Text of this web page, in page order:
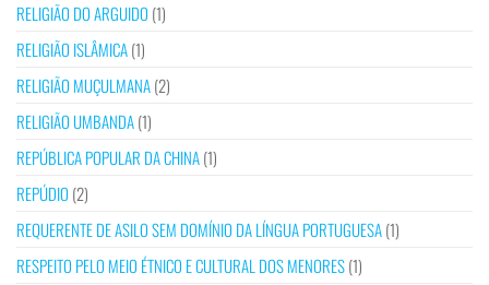
RELIGIÃO DO ARGUIDO (1)
RELIGIÃO ISLÂMICA(1)
RELIGIÃO MUÇULMANA(2)
RELIGIÃO UMBANDA(1)
REPÚBLICA POPULAR DA CHINA(1)
REPÚDIO (2)
REQUERENTE DE ASILO SEM DOMÍNIO DA LÍNGUA PORTUGUESA(1)
RESPEITO PELO MEIO ÉTNICO E CULTURAL DOS MENORES(1)